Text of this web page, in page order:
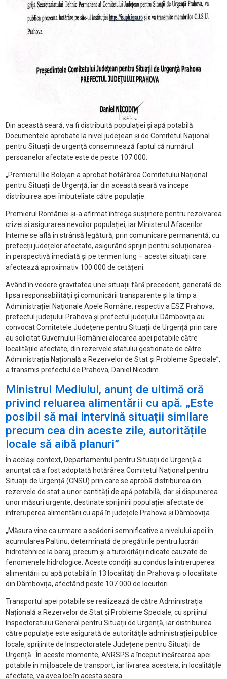
Din această seară, va fi distribuită populației și apă potabilă.
Documentele aprobate la nivel județean și de Comitetul Național
pentru Situații de urgență consemnează faptul că numărul
persoanelor afectate este de peste 107.000.
„Premierul Ilie Bolojan a aprobat hotărârea Comitetului Național
pentru Situații de Urgență, iar din această seară va incepe
distribuirea apei îmbuteliate către populație.
Premierul României și-a afirmat întrega susținere pentru rezolvarea
crizei si asigurarea nevoilor populației, iar Ministerul Afacerilor
Interne se află în strânsă legătură, prin comunicare permanentă, cu
prefecții județelor afectate, asigurând sprijin pentru soluționarea -
în perspectivă imediată și pe termen lung – acestei situații care
afectează aproximativ 100.000 de cetățeni.
Având în vedere gravitatea unei situații fără precedent, generată de
lipsa responsabilității și comunicării transparente și la timp a
Administrației Naționale Apele Române, respectiv a ESZ Prahova,
prefectul județului Prahova și prefectul județului Dâmbovița au
convocat Comitetele Județene pentru Situații de Urgență prin care
au solicitat Guvernului României alocarea apei potabile către
localitățile afectate, din rezervele statului gestionate de către
Administrația Națională a Rezervelor de Stat și Probleme Speciale”,
a transmis prefectul de Prahova, Daniel Nicodim.
Ministrul Mediului, anunț de ultimă oră
privind reluarea alimentării cu apă. „Este
posibil să mai intervină situații similare
precum cea din aceste zile, autoritățile
locale să aibă planuri”
În același context, Departamentul pentru Situații de Urgență a
anunțat că a fost adoptată hotărârea Comitetul Național pentru
Situații de Urgență (CNSU) prin care se aprobă distribuirea din
rezervele de stat a unor cantități de apă potabilă, dar și dispunerea
unor măsuri urgente, destinate sprijinirii populației afectate de
întreruperea alimentării cu apă în județele Prahova și Dâmbovița.
„Măsura vine ca urmare a scăderii semnificative a nivelului apei în
acumularea Paltinu, determinată de pregătirile pentru lucrări
hidrotehnice la baraj, precum și a turbidității ridicate cauzate de
fenomenele hidrologice. Aceste condiții au condus la întreruperea
alimentării cu apă potabilă în 13 localități din Prahova și o localitate
din Dâmbovița, afectând peste 107.000 de locuitori.
Transportul apei potabile se realizează de către Administrația
Națională a Rezervelor de Stat și Probleme Speciale, cu sprijinul
Inspectoratului General pentru Situații de Urgență, iar distribuirea
către populație este asigurată de autoritățile administrației publice
locale, sprijinite de Inspectoratele Județene pentru Situații de
Urgență. În aceste momente, ANRSPS a început încărcarea apei
potabile în mijloacele de transport, iar livrarea acesteia, în localitățile
afectate, va avea loc în acesta seara.